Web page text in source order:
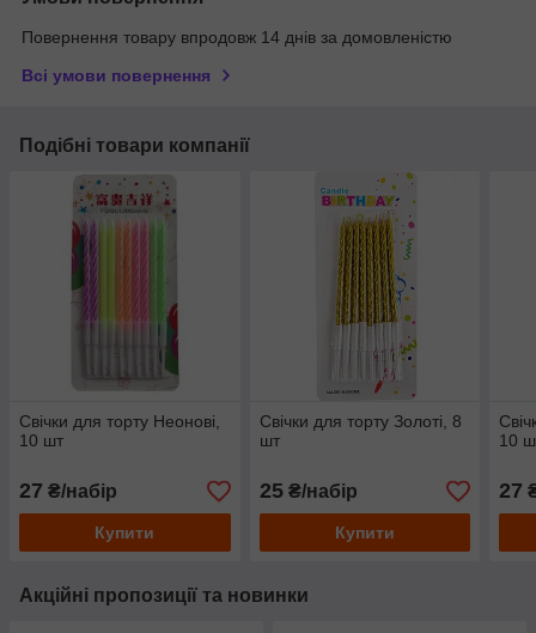
Повернення товару впродовж 14 днів за домовленістю
Всі умови повернення
Подібні товари компанії
Свічки для торту Неонові,
10 шт
27 ₴/набір
Купити
Свічки для торту Золоті, 8
шт
25₴/набір
Купити
10
27
Акційні пропозиції та новинки